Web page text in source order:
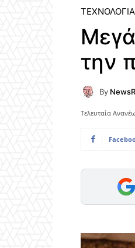
ΤΕΧΝΟΛΟΓΊΑ
την
By
Τελευταία